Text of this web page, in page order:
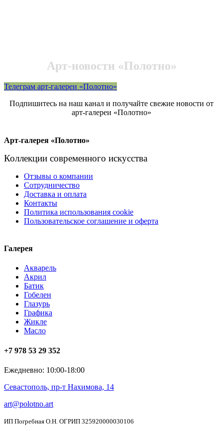
Арт-новости «Полотно»
Телеграм арт-галереи «Полотно»
Подпишитесь на наш канал и получайте свежие новости от
арт-галереи «Полотно»
Арт-галерея «Полотно»
Коллекции современного искусства
Отзывы о компании
Сотрудничество
Доставка и оплата
Контакты
Политика использования cookie
Пользовательское соглашение и оферта
Галерея
Акварель
Акрил
Батик
Гобелен
Глазурь
Графика
Жикле
Масло
+7 978 53 29 352
Ежедневно: 10:00-18:00
Севастополь, пр-т Нахимова, 14
art@polotno.art
ИП Погребная О.Н. ОГРИП 325920000030106